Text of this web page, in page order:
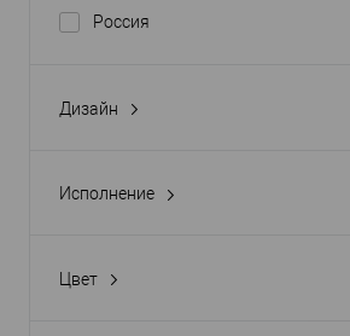
Россия
Дизайн
Исполнение
Цвет